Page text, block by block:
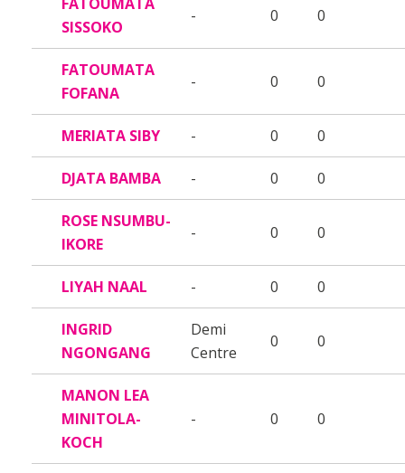
SISSOKO
- 0 0
FATOUMATA
FOFANA
- 0 0
MERIATA SIBY - 0 0
DJATA BAMBA - 0 0
ROSE NSUMBU-
IKORE
- 0 0
LIYAH NAAL - 0 0
INGRID
NGONGANG
Demi
Centre
0 0
MANON LEA
MINITOLA-
KOCH
- 0 0